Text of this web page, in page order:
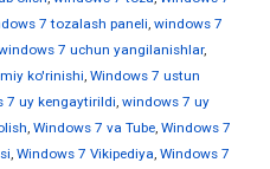
7 tozalash paneli, windows 7
7 uchun yangilanishlar,
ko'rinishi, Windows 7 ustun
7 uy kengaytirildi, windows 7 uy
, Windows 7 va Tube, Windows 7
, Windows 7 Vikipediya, Windows 7